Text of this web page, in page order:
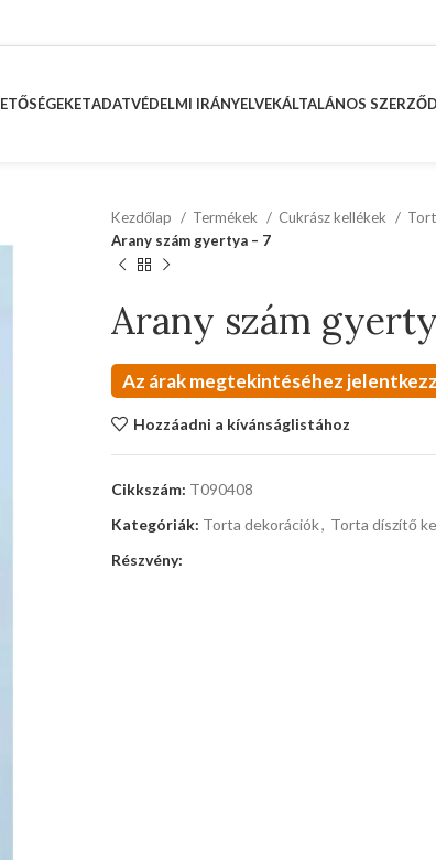
ADATVÉDELMI IRÁNYELVEKÁLTALÁNOS
Kezdőlap Termékek Cukrász kellékek
Arany szám gyertya – 7
Arany szám
Az árak megtekintéséhez
Hozzáadni a kívánságlistához
Cikkszám: T090408
Kategóriák: Torta dekorációk, Torta díszítő
Részvény: